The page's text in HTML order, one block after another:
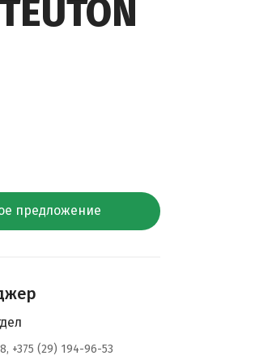
предложение
+375 (29) 194-96-53